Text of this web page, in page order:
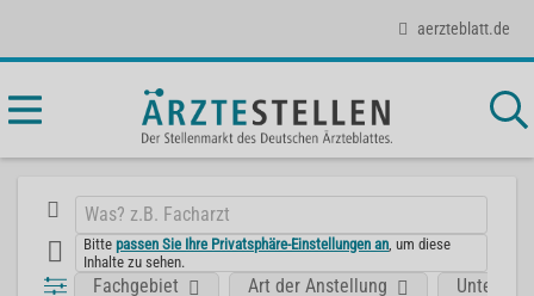
aerzteblatt.de
Bittepassen Sie Ihre Privatsphäre-Einstellungen an , um diese
Inhalte zu sehen.
Fachgebiet Art der Anstellung